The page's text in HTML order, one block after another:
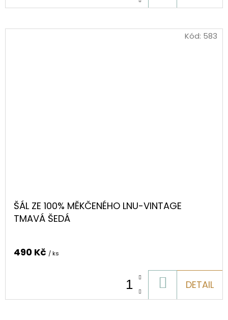
KOŠÍKU
ŠÁL ZE 100% MĚKČENÉHO LNU-VINTAGE
TMAVÁ ŠEDÁ
490 Kč / ks
KOŠÍKU
DETAIL
Kód: 583